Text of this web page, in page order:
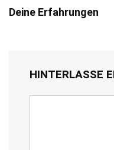
Deine Erfahrungen
HINTERLASSE